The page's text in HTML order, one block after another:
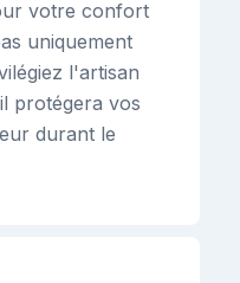
votre confort
uniquement
l'artisan
protégera vos
durant le